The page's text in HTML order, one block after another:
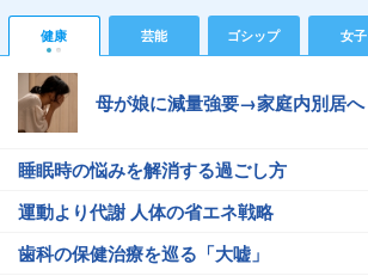
健康 芸能 ゴシップ 女子
母が娘に減量強要→家庭内別居へ
睡眠時の悩みを解消する過ごし方
運動より代謝 人体の省エネ戦略
歯科の保健治療を巡る「大嘘」